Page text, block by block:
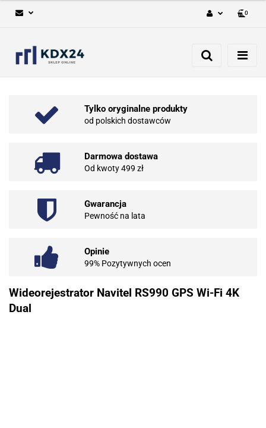
Zarejestruj się
0
Tylko oryginalne produkty
od polskich dostawców
Darmowa dostawa
Od kwoty 499 zł
Gwarancja
Pewność na lata
Opinie
99% Pozytywnych ocen
Wideorejestrator Navitel RS990 GPS Wi-Fi 4K
Dual